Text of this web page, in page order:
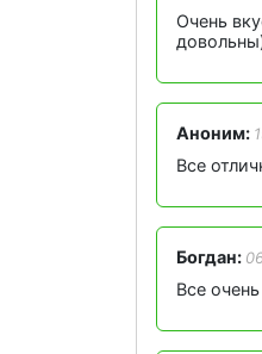
Очень
Аноним:
Все
Богдан:
Все